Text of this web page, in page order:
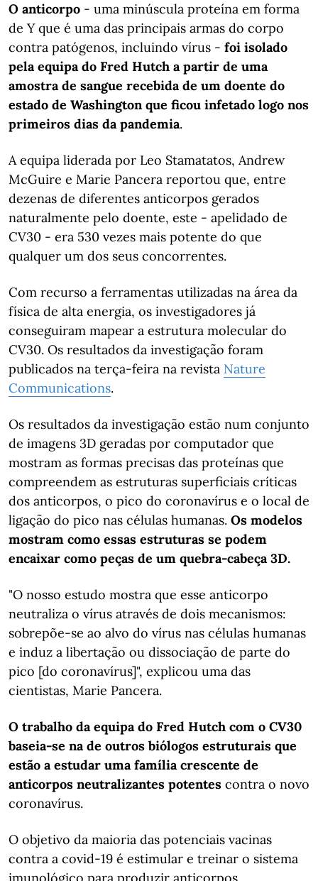
O anticorpo - uma minúscula proteína em forma
de Y que é uma das principais armas do corpo
contra patógenos, incluindo vírus - foi isolado
pela equipa do Fred Hutch a partir de uma
amostra de sangue recebida de um doente do
estado de Washington que ficou infetado logo nos
primeiros dias da pandemia.
A equipa liderada por Leo Stamatatos, Andrew
McGuire e Marie Pancera reportou que, entre
dezenas de diferentes anticorpos gerados
naturalmente pelo doente, este - apelidado de
CV30 - era 530 vezes mais potente do que
qualquer um dos seus concorrentes.
Com recurso a ferramentas utilizadas na área da
física de alta energia, os investigadores já
conseguiram mapear a estrutura molecular do
CV30. Os resultados da investigação foram
publicados na terça-feira na revista Nature
Communications.
Os resultados da investigação estão num conjunto
de imagens 3D geradas por computador que
mostram as formas precisas das proteínas que
compreendem as estruturas superficiais críticas
dos anticorpos, o pico do coronavírus e o local de
ligação do pico nas células humanas. Os modelos
mostram como essas estruturas se podem
encaixar como peças de um quebra-cabeça 3D.
"O nosso estudo mostra que esse anticorpo
neutraliza o vírus através de dois mecanismos:
sobrepõe-se ao alvo do vírus nas células humanas
e induz a libertação ou dissociação de parte do
pico [do coronavírus]", explicou uma das
cientistas, Marie Pancera.
O trabalho da equipa do Fred Hutch com o CV30
baseia-se na de outros biólogos estruturais que
estão a estudar uma família crescente de
anticorpos neutralizantes potentes contra o novo
coronavírus.
O objetivo da maioria das potenciais vacinas
contra a covid-19 é estimular e treinar o sistema